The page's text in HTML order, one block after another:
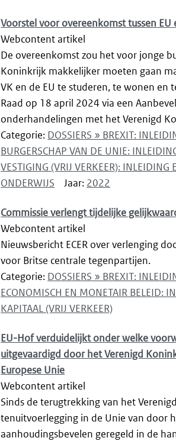
Voorstel voor overeenkomst tussen
Webcontent artikel
De overeenkomst zou het voor jonge
Koninkrijk makkelijker moeten gaan
VK en de EU te studeren, te wonen en
Raad op 18 april 2024 via een
onderhandelingen met het Verenigd
Categorie: DOSSIERS » BREXIT:
BURGERSCHAP VAN DE UNIE:
VESTIGING (VRIJ VERKEER): INLEIDING
ONDERWIJS
Jaar: 2022
Commissie verlengt tijdelijke
Webcontent artikel
Nieuwsbericht ECER over verlenging
voor Britse centrale tegenpartijen.
Categorie: DOSSIERS » BREXIT:
ECONOMISCH EN MONETAIR BELEID:
KAPITAAL (VRIJ VERKEER)
EU-Hof verduidelijkt onder welke
uitgevaardigd door het Verenigd
Europese Unie
Webcontent artikel
Sinds de terugtrekking van het
tenuitvoerlegging in de Unie van door
aanhoudingsbevelen geregeld in de